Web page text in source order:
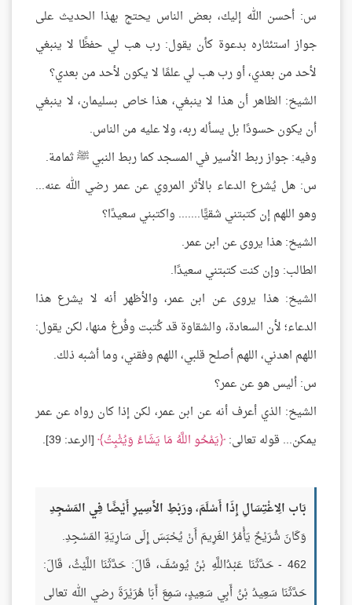
س: أحسن الله إليك، بعض الناس يحتج بهذا الحديث على
جواز استئثاره بدعوة كأن يقول: رب هب لي حفظًا لا ينبغي
لأحد من بعدي، أو رب هب لي علمًا لا يكون لأحد من بعدي؟
الشيخ: الظاهر أن هذا لا ينبغي، هذا خاص بسليمان، لا ينبغي
أن يكون حسودًا بل يسأله ربه، ولا عليه من الناس.
وفيه: جواز ربط الأسير في المسجد كما ربط النبي ﷺ ثمامة.
س: هل يُشرع الدعاء بالأثر المروي عن عمر رضي الله عنه...
وهو اللهم إن كتبتني شقيًّا....... واكتبني سعيدًا؟
الشيخ: هذا يروى عن ابن عمر.
الطالب: وإن كنت كتبتني سعيدًا.
الشيخ: هذا يروى عن ابن عمر، والأظهر أنه لا يشرع هذا
الدعاء؛ لأن السعادة، والشقاوة قد كُتبت وفُرغ منها، لكن يقول:
اللهم اهدني، اللهم أصلح قلبي، اللهم وفقني، وما أشبه ذلك.
س: أليس هو عن عمر؟
الشيخ: الذي أعرف أنه عن ابن عمر، لكن إذا كان رواه عن عمر
يمكن... قوله تعالى: يَمْحُو اللَّهُ مَا يَشَاءُ وَيُثْبِتُ [الرعد: 39].
بَاب الِاغْتِسَالِ إِذَا أَسْلَمَ، ورَبْطِ الأَسِيرِ أَيْضًا فِي المَسْجِدِ
وَكَانَ شُرَيْحٌ يَأْمُرُ الغَرِيمَ أَنْ يُحْبَسَ إِلَى سَارِيَةِ المَسْجِدِ.
462 - حَدَّثَنَا عَبْدُاللَّهِ بْنُ يُوسُفَ، قَالَ: حَدَّثَنَا اللَّيْثُ، قَالَ:
حَدَّثَنَا سَعِيدُ بْنُ أَبِي سَعِيدٍ، سَمِعَ أَبَا هُرَيْرَةَ رضي الله تعالى